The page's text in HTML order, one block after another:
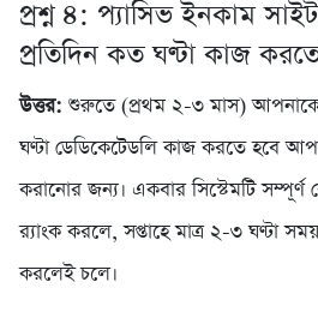
প্রশ্ন ৪: প্যাসিভ ইনকাম
প্রতিদিন কত ঘণ্টা কাজ
উত্তর: শুরুতে (প্রথম ২-৩ মাস) আপনাকে
ঘণ্টা ডেডিকেটেডলি কাজ করতে হবে
করানোর জন্য। একবার সিস্টেমটি
র‍্যাংক করলে, সপ্তাহে মাত্র ২-৩ ঘণ্টা
করলেই চলে।